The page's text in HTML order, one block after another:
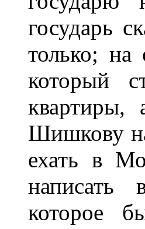
государь
только;
который
квартиры,
Шишкову
ехать в
написать
которое